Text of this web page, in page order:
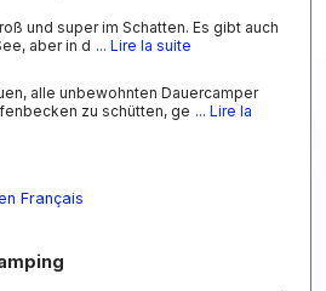
und super im Schatten. Es gibt auch
aber in d ... Lire la suite
alle unbewohnten Dauercamper
zu schütten, ge ... Lire la
Français